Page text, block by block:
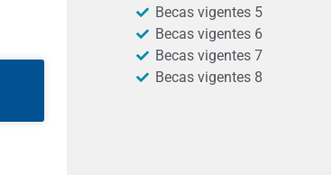
Becas vigentes 5
Becas vigentes 6
Becas vigentes 7
Becas vigentes 8